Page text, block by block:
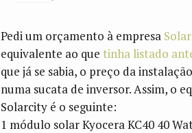
Pedi um orçamento à empresa
equivalente ao que tinha listado
que já se sabia, o preço da
numa sucata de inversor. Assim, o
Solarcity é o seguinte:
1 módulo solar Kyocera KC40 40